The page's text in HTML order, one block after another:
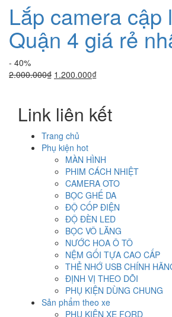
Lắp camera cập
Quận 4 giá rẻ
- 40%
2.000.000₫ Giá
2.000.000₫.
1.200.000₫Giá
là:
1.200.000₫.
Link liên kết
Trang chủ
Phụ kiện hot
MÀN HÌNH
PHIM CÁCH NHIỆT
CAMERA OTO
BỌC GHẾ DA
ĐỘ CỐP ĐIỆN
ĐỘ ĐÈN LED
BỌC VÔ LĂNG
NƯỚC HOA Ô TÔ
NỆM GỐI TỰA CAO CẤP
THẺ NHỚ USB CHÍNH
ĐỊNH VỊ THEO DÕI
PHỤ KIỆN DÙNG CHUNG
Sản phẩm theo xe
PHỤ KIỆN XE FORD